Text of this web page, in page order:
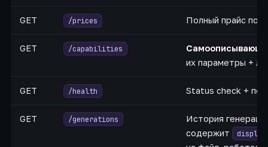
GET /prices Полный прайс по
GET /capabilities
их параметры +
GET /health Status check +
GET /generations
История
содержит